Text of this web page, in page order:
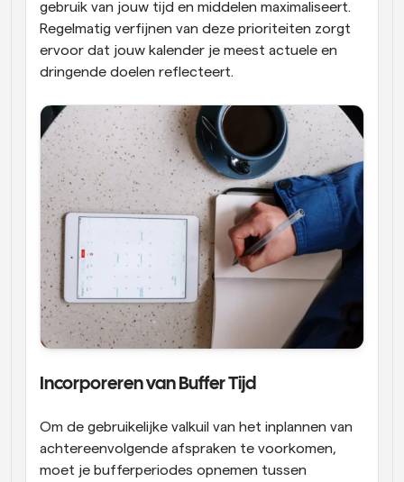
gebruik van jouw tijd en middelen maximaliseert.
Regelmatig verfijnen van deze prioriteiten zorgt
ervoor dat jouw kalender je meest actuele en
dringende doelen reflecteert.
Incorporeren van Buffer Tijd
Om de gebruikelijke valkuil van het inplannen van
achtereenvolgende afspraken te voorkomen,
moet je bufferperiodes opnemen tussen